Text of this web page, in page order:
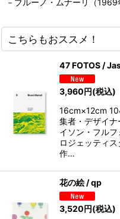
－ブルーノ・ムナーリ（1969
こちらもおススメ！
47 FOTOS /
3,960円(税込)
16cm×12cm
集者・デザイナ
イソン・フル
ロジェッティ
作…
花の絵 / qp
3,520円(税込)